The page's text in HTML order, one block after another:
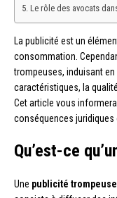
Le rôle des avocats
La publicité est un
consommation.
trompeuses, induisant
caractéristiques, la
Cet article vous
conséquences
Qu’est-ce
Une publicité trompeuse